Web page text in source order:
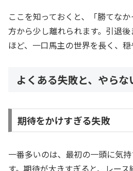
ここを知っておくと、「勝てな
方から少し離れられます。引退
ほど、一口馬主の世界を長く、穏
よくある失敗と、やらな
期待をかけすぎる失敗
一番多いのは、最初の一頭に気
す。期待が大きすぎると、レー